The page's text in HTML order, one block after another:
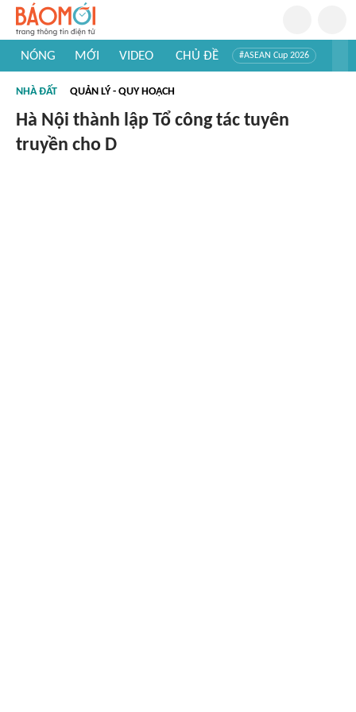
NÓNG MỚI VIDEO CHỦ ĐỀ #ASEAN Cup 2026
#Khám phá thế giới
NHÀ ĐẤT QUẢN LÝ - QUY HOẠCH
Hà Nội thành lập Tổ công tác tuyên
truyền cho D